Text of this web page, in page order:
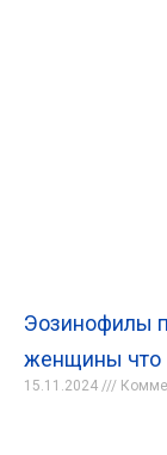
Эозинофилы
женщины что
15.11.2024